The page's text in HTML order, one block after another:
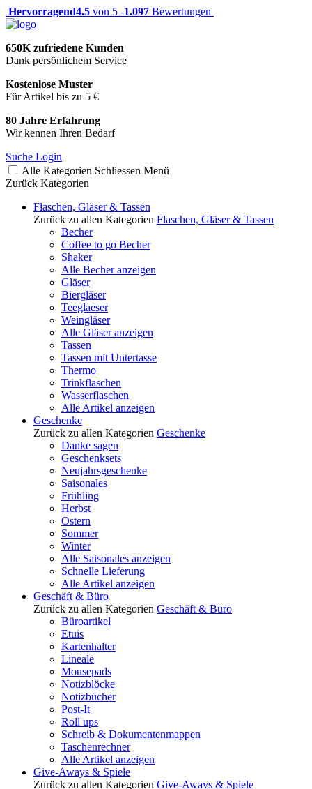
Hervorragend4.5 von 5 -1.097 Bewertungen
650K zufriedene Kunden
Dank persönlichem Service
Kostenlose Muster
Für Artikel bis zu 5 €
80 Jahre Erfahrung
Wir kennen Ihren Bedarf
Suche Login
Alle Kategorien Schliessen Menü
Zurück Kategorien
Flaschen, Gläser & Tassen
Zurück zu allen Kategorien Flaschen, Gläser & Tassen
Becher
Coffee to go Becher
Shaker
Alle Becher anzeigen
Gläser
Biergläser
Teeglaeser
Weingläser
Alle Gläser anzeigen
Tassen
Tassen mit Untertasse
Thermo
Trinkflaschen
Wasserflaschen
Alle Artikel anzeigen
Geschenke
Zurück zu allen Kategorien Geschenke
Danke sagen
Geschenksets
Neujahrsgeschenke
Saisonales
Frühling
Herbst
Ostern
Sommer
Winter
Alle Saisonales anzeigen
Schnelle Lieferung
Alle Artikel anzeigen
Geschäft & Büro
Zurück zu allen Kategorien Geschäft & Büro
Büroartikel
Etuis
Kartenhalter
Lineale
Mousepads
Notizblöcke
Notizbücher
Post-It
Roll ups
Schreib & Dokumentenmappen
Taschenrechner
Alle Artikel anzeigen
Give-Aways & Spiele
Zurück zu allen Kategorien Give-Aways & Spiele